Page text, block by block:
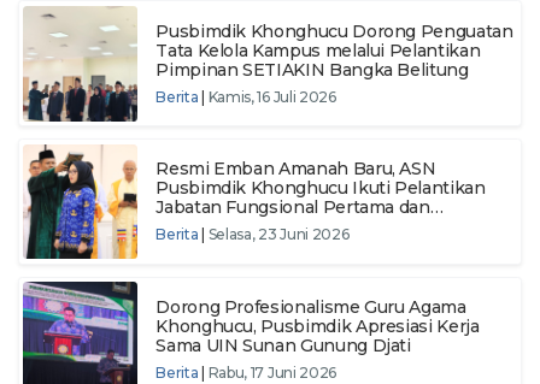
Pusbimdik Khonghucu Dorong Penguatan
Tata Kelola Kampus melalui Pelantikan
Pimpinan SETIAKIN Bangka Belitung
Berita| Kamis, 16 Juli 2026
Resmi Emban Amanah Baru, ASN
Pusbimdik Khonghucu Ikuti Pelantikan
Jabatan Fungsional Pertama dan
Pengambilan Sumpah ASN Tahun 2024
Berita Selasa, 23 Juni 2026
Dorong Profesionalisme Guru Agama
Khonghucu, Pusbimdik Apresiasi Kerja
Sama UIN Sunan Gunung Djati
Berita Rabu, 17 Juni 2026